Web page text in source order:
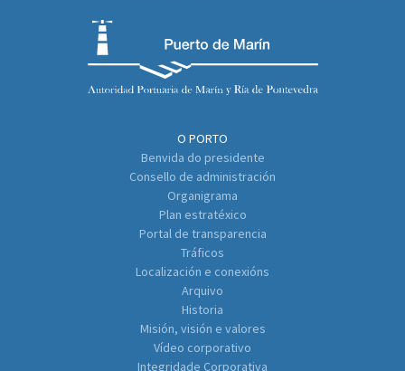
O PORTO
Benvida do presidente
Consello de administración
Organigrama
Plan estratéxico
Portal de transparencia
Tráficos
Localización e conexións
Arquivo
Historia
Misión, visión e valores
Vídeo corporativo
Integridade Corporativa